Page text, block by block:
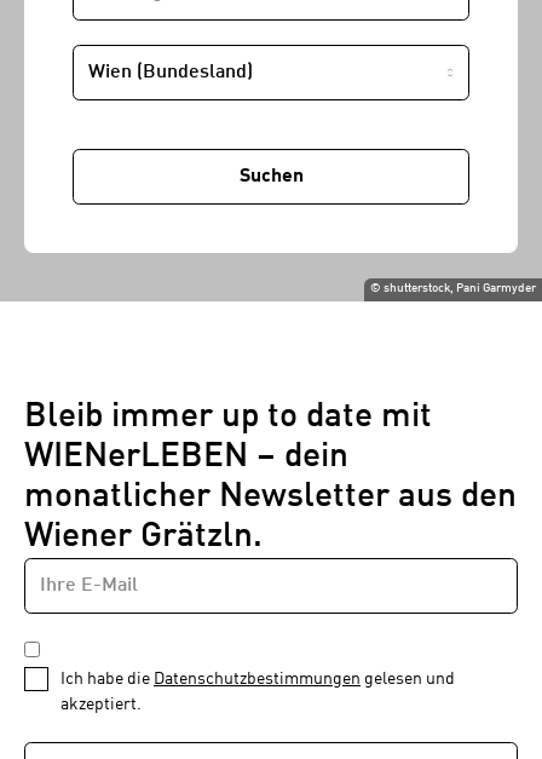
©shutterstock, Pani Garmyder
STANDORT
Suchen
Bleib immer up to date mit
WIENerLEBEN – dein
monatlicher Newsletter aus den
Wiener Grätzln.
Newsletter
1
von
E-
MAIL-
ADRESSE
DATENSCHUTZBESTIMMUNGEN
*
Ich habe die Datenschutzbestimmungen gelesen und
akzeptiert.